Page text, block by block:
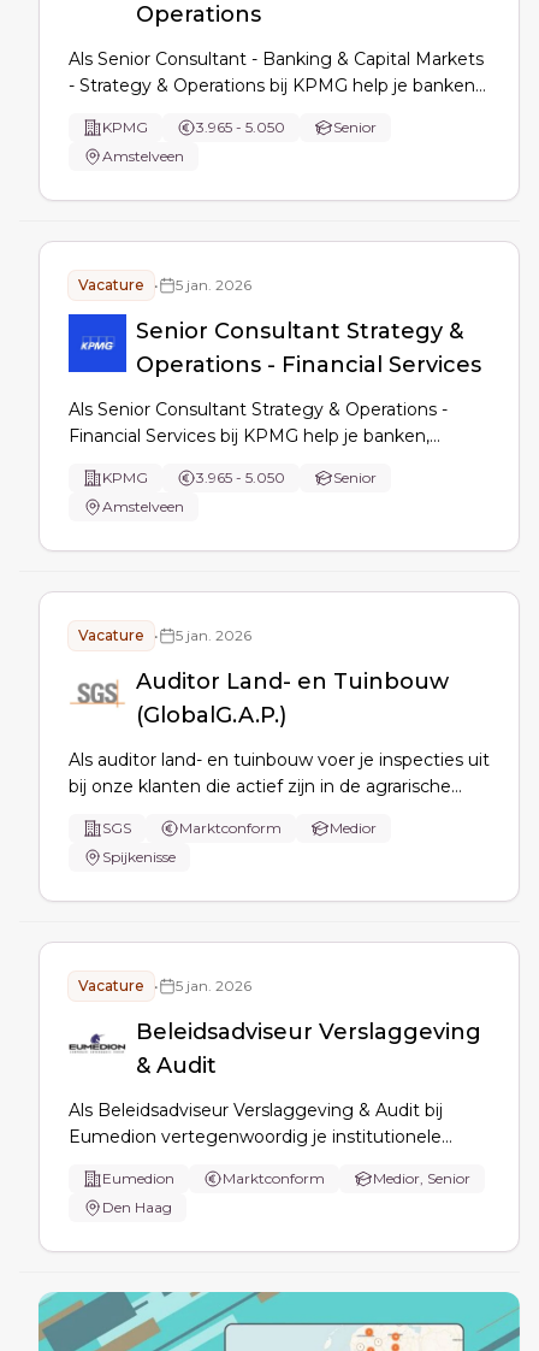
Operations
Als Senior Consultant - Banking & Capital Markets
- Strategy & Operations bij KPMG help je banken
transformatieprogramma's. Je biedt creatieve
oplossingen voor complexe veranderingen,
KPMG 3.965 - 5.050
Senior
Amstelveen
Vacature • 5 jan. 2026
Senior Consultant Strategy &
Operations - Financial Services
Als Senior Consultant Strategy & Operations -
Financial Services bij KPMG help je banken,
strategische vraagstukken en
transformatieprogramma's. Je coördineert
KPMG 3.965 - 5.050
Senior
Amstelveen
Vacature • 5 jan. 2026
Auditor Land- en Tuinbouw
(GlobalG.A.P.)
Als auditor land- en tuinbouw voer je inspecties uit
bij onze klanten die actief zijn in de agrarische
producten.
SGS Marktconform
Medior
Spijkenisse
Vacature • 5 jan. 2026
Beleidsadviseur Verslaggeving
& Audit
Als Beleidsadviseur Verslaggeving & Audit bij
Eumedion vertegenwoordig je institutionele
beïnvloed je internationale standaarden. Je
creëert en communiceert overtuigende
Eumedion Marktconform
Medior, Senior
Den Haag